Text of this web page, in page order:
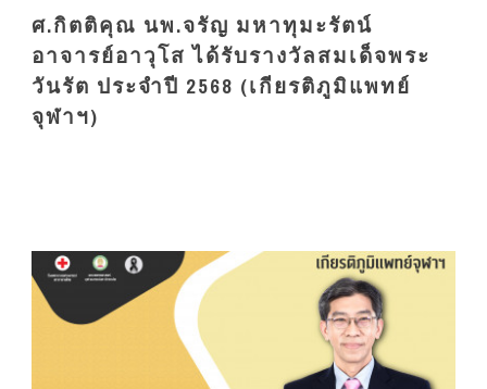
ศ.กิตติคุณ นพ.จรัญ มหาทุมะรัตน์
อาจารย์อาวุโส ได้รับรางวัลสมเด็จพระ
วันรัต ประจำปี 2568 (เกียรติภูมิแพทย์
จุฬาฯ)